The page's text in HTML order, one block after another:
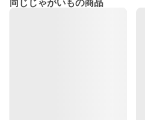
同じじゃがいもの商品